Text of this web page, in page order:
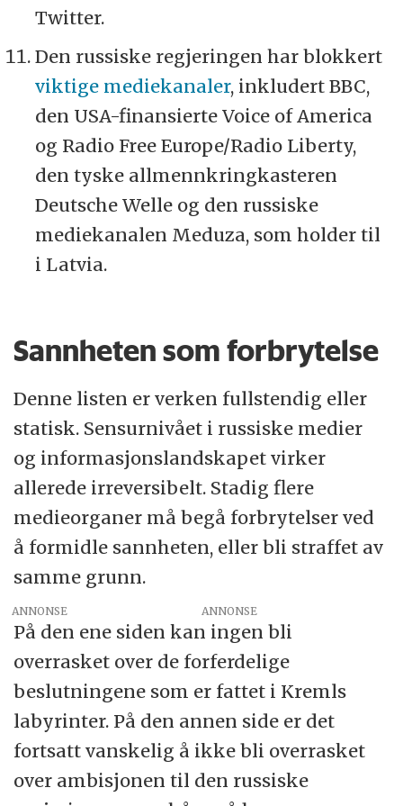
Twitter.
Den russiske regjeringen har blokkert
viktige mediekanaler, inkludert BBC,
den USA-finansierte Voice of America
og Radio Free Europe/Radio Liberty,
den tyske allmennkringkasteren
Deutsche Welle og den russiske
mediekanalen Meduza, som holder til
i Latvia.
Sannheten som forbrytelse
Denne listen er verken fullstendig eller
statisk. Sensurnivået i russiske medier
og informasjonslandskapet virker
allerede irreversibelt. Stadig flere
medieorganer må begå forbrytelser ved
å formidle sannheten, eller bli straffet av
samme grunn.
ANNONSE
På den ene siden kan ingen bli
overrasket over de forferdelige
beslutningene som er fattet i Kremls
labyrinter. På den annen side er det
fortsatt vanskelig å ikke bli overrasket
over ambisjonen til den russiske